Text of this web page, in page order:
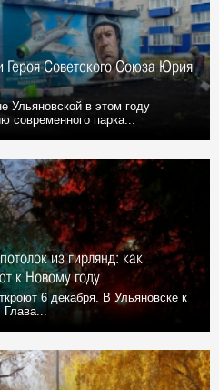
Советского Союза Юрия
Ульяновской в этом году
современного парка...
из гирлянд: как
к Новому году
6 декабря. В Ульяновске к
Глава...